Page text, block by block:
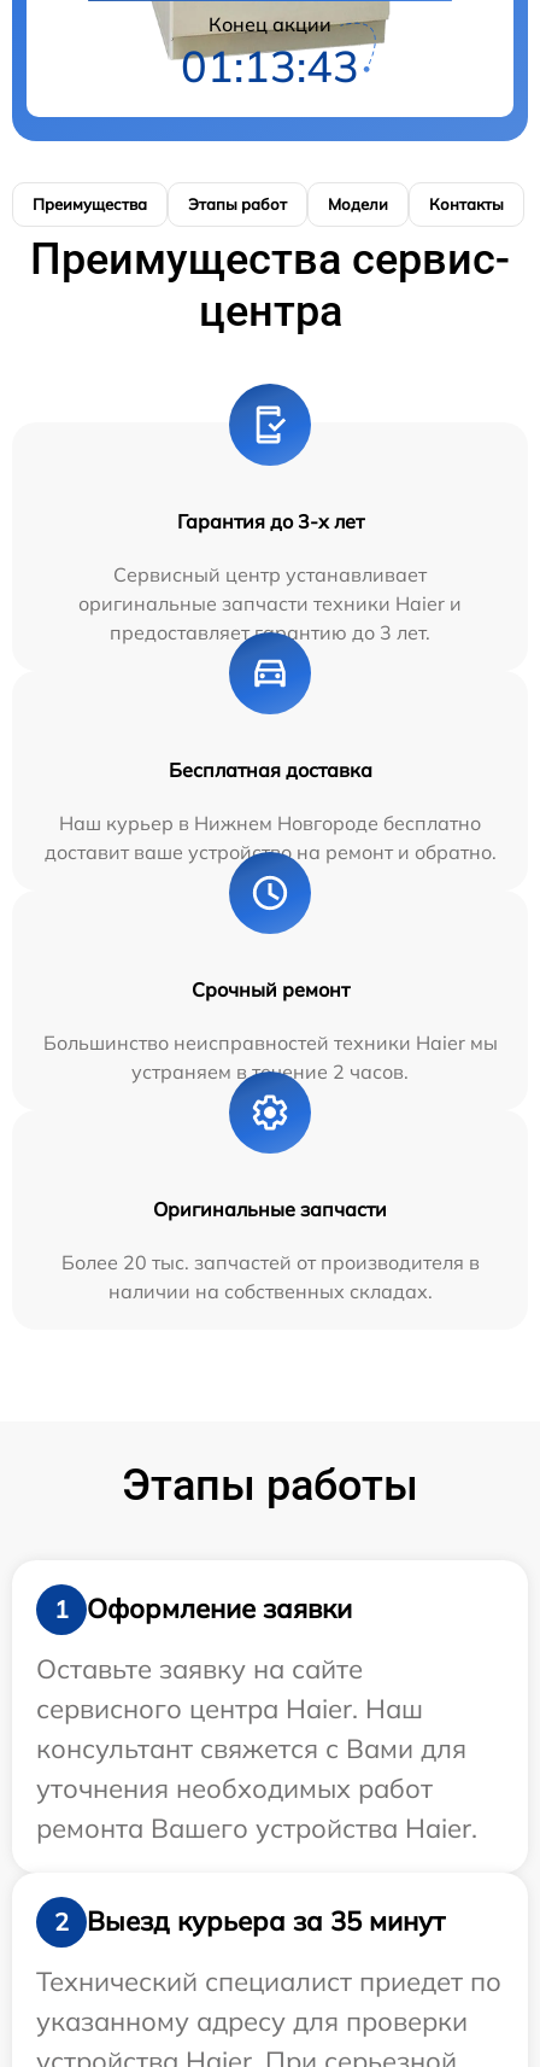
Конец акции
01:13:42
Преимущества Этапы работ Модели Контакты
Преимущества сервис-
центра
Гарантия до 3-х лет
Сервисный центр устанавливает
оригинальные запчасти техники Haier и
предоставляет гарантию до 3 лет.
Бесплатная доставка
Наш курьер в Нижнем Новгороде бесплатно
доставит ваше устройство на ремонт и обратно.
Срочный ремонт
Большинство неисправностей техники Haier мы
устраняем в течение 2 часов.
Оригинальные запчасти
Более 20 тыс. запчастей от производителя в
наличии на собственных складах.
Этапы работы
1
Оформление заявки
Оставьте заявку на сайте
сервисного центра Haier. Наш
консультант свяжется с Вами для
уточнения необходимых работ
ремонта Вашего устройства Haier.
2
Выезд курьера за 35 минут
Технический специалист приедет по
указанному адресу для проверки